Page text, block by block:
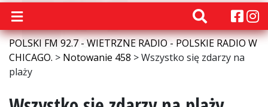
POLSKI FM 92.7 - WIETRZNE RADIO - POLSKIE RADIO W
CHICAGO. > Notowanie 458 >Wszystko się zdarzy na
plaży